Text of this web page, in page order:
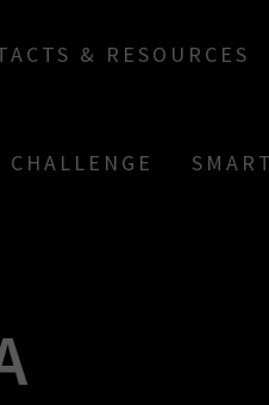
& RESOURCES